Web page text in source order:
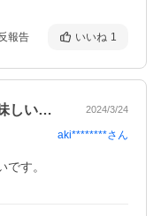
報告 いいね 1
お醤油つけてご飯と食べると美味しいです… 2024/3/24
aki********さん
す。